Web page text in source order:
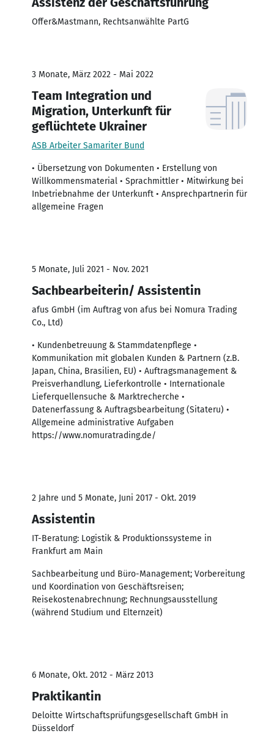
Offer&Mastmann, Rechtsanwählte PartG
3 Monate, März 2022 - Mai 2022
Team Integration und
Migration, Unterkunft für
geflüchtete Ukrainer
ASB Arbeiter Samariter Bund
• Übersetzung von Dokumenten • Erstellung von
Willkommensmaterial • Sprachmittler • Mitwirkung bei
Inbetriebnahme der Unterkunft • Ansprechpartnerin für
allgemeine Fragen
5 Monate, Juli 2021 - Nov. 2021
Sachbearbeiterin/ Assistentin
afus GmbH (im Auftrag von afus bei Nomura Trading
Co., Ltd)
• Kundenbetreuung & Stammdatenpflege •
Kommunikation mit globalen Kunden & Partnern (z.B.
Japan, China, Brasilien, EU) • Auftragsmanagement &
Preisverhandlung, Lieferkontrolle • Internationale
Lieferquellensuche & Marktrecherche •
Datenerfassung & Auftragsbearbeitung (Sitateru) •
Allgemeine administrative Aufgaben
https://www.nomuratrading.de/
2 Jahre und 5 Monate, Juni 2017 - Okt. 2019
Assistentin
IT-Beratung: Logistik & Produktionssysteme in
Frankfurt am Main
Sachbearbeitung und Büro-Management; Vorbereitung
und Koordination von Geschäftsreisen;
Reisekostenabrechnung; Rechnungsausstellung
(während Studium und Elternzeit)
6 Monate, Okt. 2012 - März 2013
Praktikantin
Deloitte Wirtschaftsprüfungsgesellschaft GmbH in
Düsseldorf